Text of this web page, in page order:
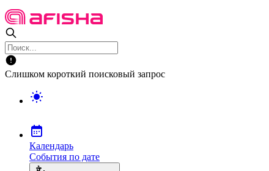
Слишком короткий поисковый запрос
Календарь
События по дате